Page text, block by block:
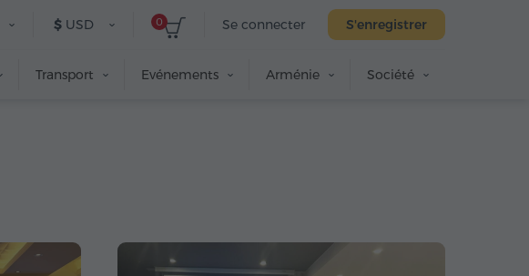
Se connecter S'enregistrer
0
$ USD
Transport Evénements Arménie Société